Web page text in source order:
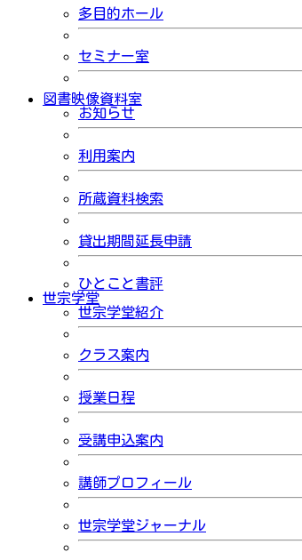
多目的ホール
セミナー室
図書映像資料室
お知らせ
利用案内
所蔵資料検索
貸出期間延長申請
ひとこと書評
世宗学堂
世宗学堂紹介
クラス案内
授業日程
受講申込案内
講師プロフィール
世宗学堂ジャーナル